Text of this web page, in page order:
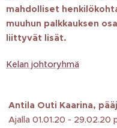
mahdolliset
muuhun palkkauksen
liittyvät lisät.
Kelan johtoryhmä
Antila Outi Kaarina,
Ajalla 01.01.20 - 29.02.20